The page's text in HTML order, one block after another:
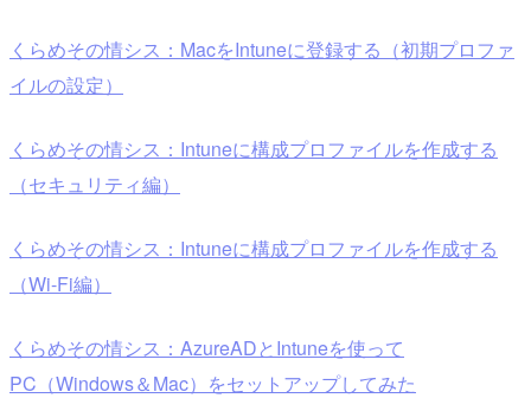
くらめその情シス：MacをIntuneに登録する（初期プロファ
イルの設定）
くらめその情シス：Intuneに構成プロファイルを作成する
（セキュリティ編）
くらめその情シス：Intuneに構成プロファイルを作成する
（Wi-Fi編）
くらめその情シス：AzureADとIntuneを使って
PC（Windows＆Mac）をセットアップしてみた